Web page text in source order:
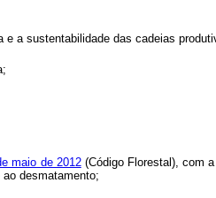
a sustentabilidade das cadeias
maio de 2012(Código Florestal), com
desmatamento;